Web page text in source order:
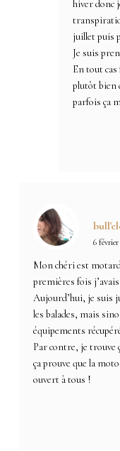
hiver donc
juillet puis
Je suis
En tout
plutôt bien
parfois ça
6 février
Mon chéri est
premières fois
Aujourd’hui, je suis
les balades, mais
équipements
Par contre, je trouve
ça prouve que la moto
ouvert à tous !